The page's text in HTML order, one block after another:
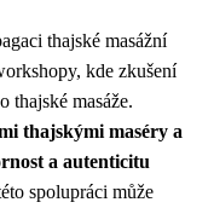
thajské masážní
kde zkušení
thajské masáže.
thajskými maséry a
a autenticitu
spolupráci může